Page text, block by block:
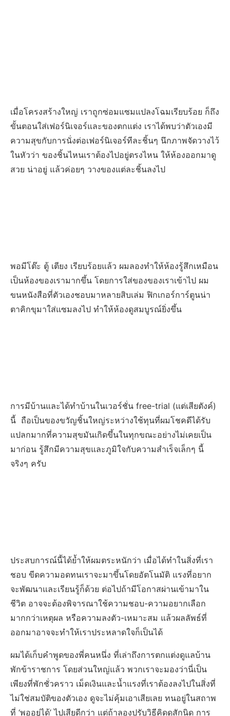
เมื่อโครงสร้างใหญ่ เราถูกซ่อมแซมแปลงโฉมเรียบร้อย ก็ถึง
ขั้นตอนใส่เฟอร์นิเจอร์และของตกแต่ง เราได้พบว่าตัวเองมี
ความสุขกับการนั่งต่อเฟอร์นิเจอร์ทีละชิ้นๆ นึกภาพจัดวางไว้
ในหัวว่า ของชิ้นไหนเราต้องไปอยู่ตรงไหน ให้ห้องออกมาดู
สวย น่าอยู่ แล้วค่อยๆ วางของแต่ละชิ้นลงไป
พอมีโต๊ะ ตู้ เตียง เรียบร้อยแล้ว ผมลองทำให้ห้องรู้สึกเหมือน
เป็นห้องของเรามากขึ้น โดยการใส่ของของเราเข้าไป ผม
ขนหนังสือที่ตัวเองชอบมาหลายสิบเล่ม ฟิกเกอร์การ์ตูนน่า
ตาคิกขุมาใส่แซมลงไป ทำให้ห้องดูสมบูรณ์ยิ่งขึ้น
การมีบ้านและได้ทำบ้านในเวอร์ชั่น free-trial (แต่เสียตังค์)
นี้ ถือเป็นของขวัญชิ้นใหญ่ระหว่างใช้ทุนที่ผมโชคดีได้รับ
แปลกมากที่ความสุขมันเกิดขึ้นในทุกขณะอย่างไม่เคยเป็น
มาก่อน รู้สึกมีความสุขและภูมิใจกับความสำเร็จเล็กๆ นี้
จริงๆ ครับ
ประสบการณ์นี้ได้ย้ำให้ผมตระหนักว่า เมื่อได้ทำในสิ่งที่เรา
ชอบ ขีดความอดทนเราจะมาขึ้นโดยอัตโนมัติ แรงที่อยาก
จะพัฒนาและเรียนรู้ก็ด้วย ต่อไปถ้ามีโอกาสผ่านเข้ามาใน
ชีวิต อาจจะต้องพิจารณาใช้ความชอบ-ความอยากเลือก
มากกว่าเหตุผล หรือความลงตัว-เหมาะสม แล้วผลลัพธ์ที่
ออกมาอาจจะทำให้เราประหลาดใจก็เป็นได้
ผมได้เก็บคำพูดของพี่คนหนึ่ง ที่เล่าถึงการตกแต่งดูแลบ้าน
พักข้าราชการ โดยส่วนใหญ่แล้ว พวกเราจะมองว่านี่เป็น
เพียงที่พักชั่วคราว เม็ดเงินและน้ำแรงที่เราต้องลงไปในสิ่งที่
ไม่ใช่สมบัติของตัวเอง ดูจะไม่คุ้มเอาเสียเลย ทนอยู่ในสถาพ
ที่ ‘พออยู่ได้’ ไปเสียดีกว่า แต่ถ้าลองปรับวิธีคิดดูสักนิด การ